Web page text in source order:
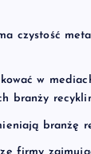
czystość
w
branży
branżę